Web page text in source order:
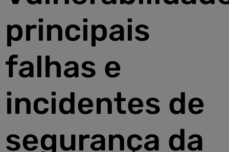
principais
falhas e
incidentes de
segurança da